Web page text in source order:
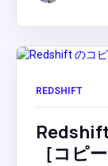
REDSHIFT
［コピ